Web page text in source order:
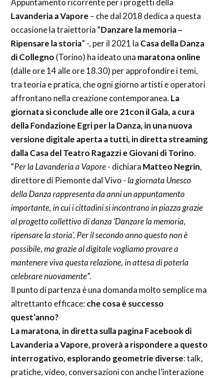
Appuntamento ricorrente per i progetti della
Lavanderia a Vapore – che dal 2018 dedica a questa
occasione la traiettoria “Danzare la memoria –
Ripensare la storia” -, per il 2021 la Casa della Danza
di Collegno (Torino) ha ideato una maratona online
(dalle ore 14 alle ore 18.30) per approfondire i temi,
tra teoria e pratica, che ogni giorno artisti e operatori
affrontano nella creazione contemporanea. La
giornata si conclude alle ore 21con il Gala, a cura
della Fondazione Egri per la Danza, in una nuova
versione digitale aperta a tutti, in diretta streaming
dalla Casa del Teatro Ragazzi e Giovani di Torino.
“Per la Lavanderia a Vapore- dichiara Matteo Negrin,
direttore di Piemonte dal Vivo - la giornata Unesco
della Danza rappresenta da anni un appuntamento
importante, in cui i cittadini si incontrano in piazza grazie
al progetto collettivo di danza ‘Danzare la memoria,
ripensare la storia’. Per il secondo anno questo non è
possibile, ma grazie al digitale vogliamo provare a
mantenere viva questa relazione, in attesa di poterla
celebrare nuovamente”.
Il punto di partenza è una domanda molto semplice ma
altrettanto efficace:che cosa è successo
quest’anno?
La maratona, in diretta sulla pagina Facebook di
Lavanderia a Vapore, proverà a rispondere a questo
interrogativo, esplorando geometrie diverse: talk,
pratiche, video, conversazioni con anche l’interazione